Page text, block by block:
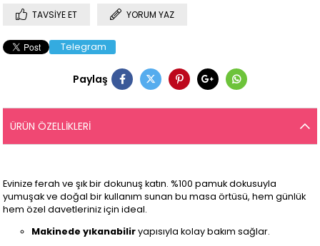
TAVSIYE ET YORUM YAZ
Telegram
Paylaş
ÜRÜN ÖZELLIKLERI
Evinize ferah ve şık bir dokunuş katın. %100 pamuk dokusuyla
yumuşak ve doğal bir kullanım sunan bu masa örtüsü, hem günlük
hem özel davetleriniz için ideal.
Makinede yıkanabiliryapısıyla kolay bakım sağlar.